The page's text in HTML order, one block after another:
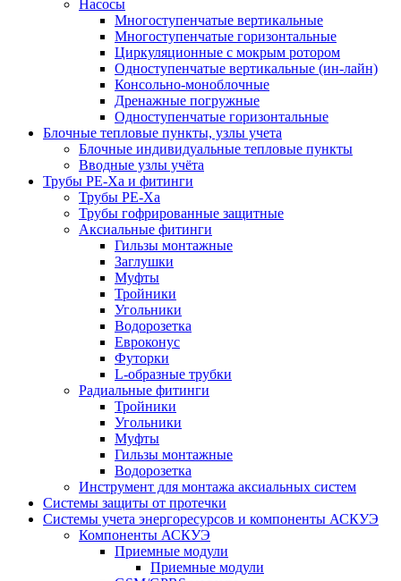
Насосы
Многоступенчатые вертикальные
Многоступенчатые горизонтальные
Циркуляционные с мокрым ротором
Одноступенчатые вертикальные (ин-лайн)
Консольно-моноблочные
Дренажные погружные
Одноступенчатые горизонтальные
Блочные тепловые пункты, узлы учета
Блочные индивидуальные тепловые пункты
Вводные узлы учёта
Трубы РЕ-Ха и фитинги
Трубы РЕ-Ха
Трубы гофрированные защитные
Аксиальные фитинги
Гильзы монтажные
Заглушки
Муфты
Тройники
Угольники
Водорозетка
Евроконус
Футорки
L-образные трубки
Радиальные фитинги
Тройники
Угольники
Муфты
Гильзы монтажные
Водорозетка
Инструмент для монтажа аксиальных систем
Системы защиты от протечки
Системы учета энергоресурсов и компоненты АСКУЭ
Компоненты АСКУЭ
Приемные модули
Приемные модули